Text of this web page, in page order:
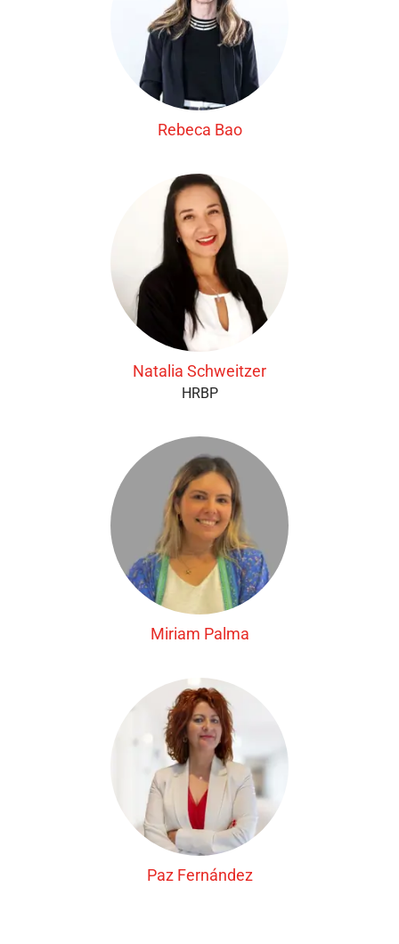
Rebeca Bao
Natalia Schweitzer
HRBP
Miriam Palma
Paz Fernández